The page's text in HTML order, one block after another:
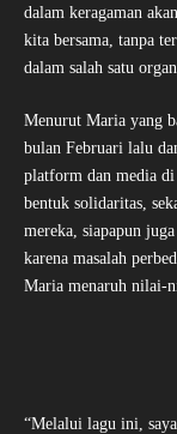
dalam keragaman
kita bersama, tanpa
dalam salah satu
Menurut Maria yang
bulan Februari lalu
platform dan media
bentuk solidaritas,
mereka, siapapun
karena masalah
Maria menaruh nilai-
“Melalui lagu ini,